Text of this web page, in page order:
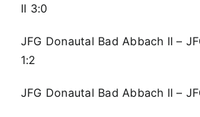
II 3:0
JFG Donautal Bad Abbach II –
1:2
JFG Donautal Bad Abbach II –